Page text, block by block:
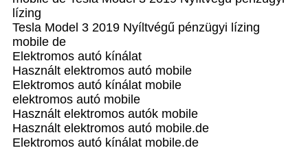
lízing
Tesla Model 3 2019 Nyíltvégű pénzügyi lízing
mobile de
Elektromos autó kínálat
Használt elektromos autó mobile
Elektromos autó kínálat mobile
elektromos autó mobile
Használt elektromos autók mobile
Használt elektromos autó mobile.de
Elektromos autó kínálat mobile.de